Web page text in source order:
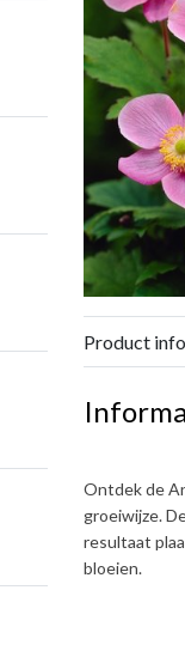
Product
Ontdek de
groeiwijze.
resultaat
bloeien.